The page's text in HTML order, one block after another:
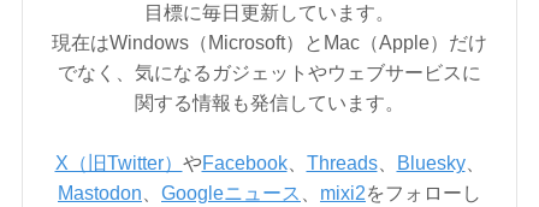
目標に毎日更新しています。
現在はWindows（Microsoft）とMac（Apple）だけ
でなく、気になるガジェットやウェブサービスに
関する情報も発信しています。
X（旧Twitter） やFacebook、 Threads、 Bluesky、
Mastodon
Googleニュース mixi2をフォローし